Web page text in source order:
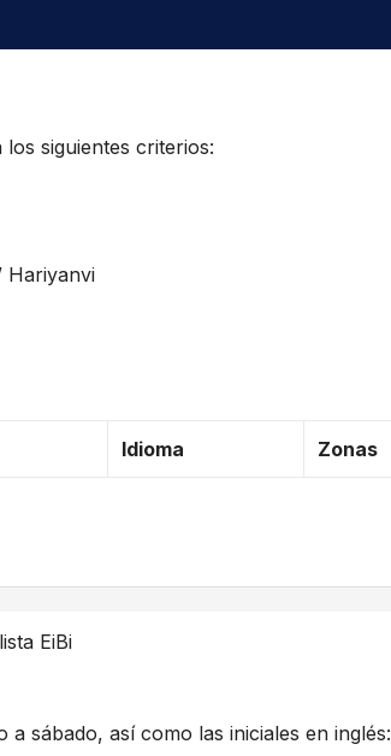
siguientes criterios:
Hariyanvi
Idioma Zonas
EiBi
sábado, así como las iniciales en inglés: